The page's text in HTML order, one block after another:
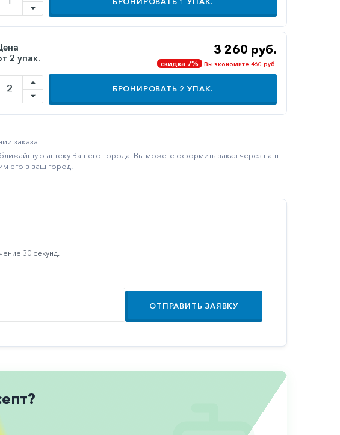
2 упак.
3 260 руб.
скидка 7% Вы экономите 460 руб.
БРОНИРОВАТЬ 2 УПАК.
заказа.
ближайшую аптеку Вашего города. Вы можете оформить заказ через наш
его в ваш город.
30 секунд.
ОТПРАВИТЬ ЗАЯВКУ